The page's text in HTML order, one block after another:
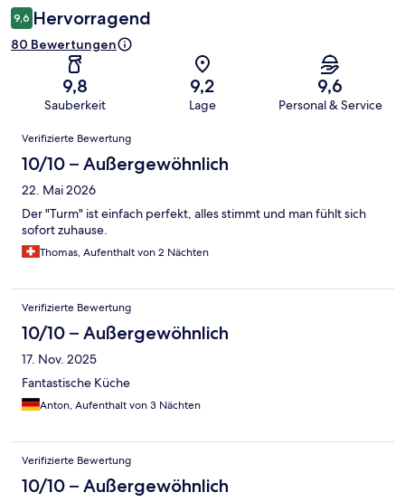
9,6 Hervorragend
80 Bewertungen
9,8
Sauberkeit
9,2
Lage
9,6
Personal & Service
Bewertungen
Verifizierte Bewertung
10/10 – Außergewöhnlich
22. Mai 2026
Der "Turm" ist einfach perfekt, alles stimmt und man fühlt sich
sofort zuhause.
Thomas, Aufenthalt von 2 Nächten
Verifizierte Bewertung
10/10 – Außergewöhnlich
17. Nov. 2025
Fantastische Küche
Anton, Aufenthalt von 3 Nächten
Verifizierte Bewertung
10/10 – Außergewöhnlich